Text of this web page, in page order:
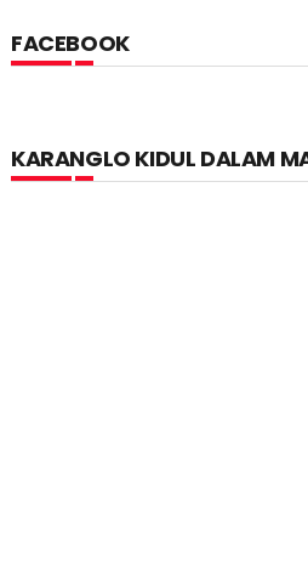
FACEBOOK
KARANGLO KIDUL DALAM